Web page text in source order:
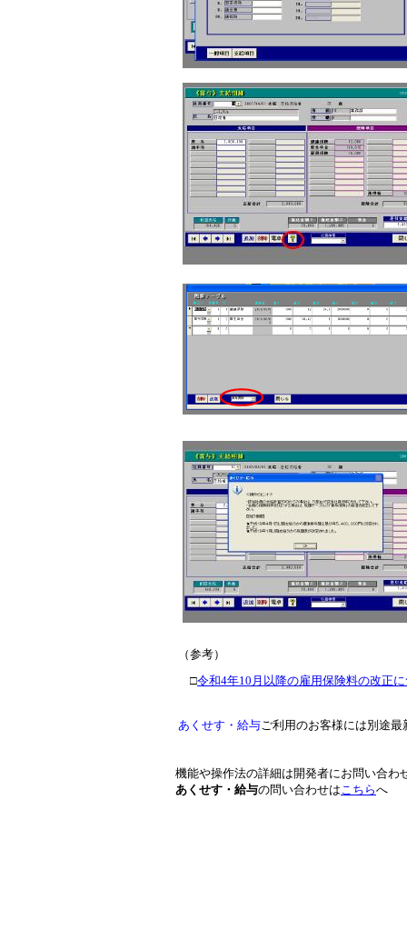
（参考）
□令和4年10月以降の雇用保険料の改正
あくせす・給与ご利用のお客様には別途
機能や操作法の詳細は開発者にお問い合わ
あくせす・給与の問い合わせはこちらへ